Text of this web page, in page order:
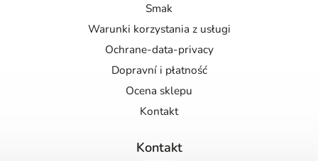
Smak
Warunki korzystania z usługi
Ochrane-data-privacy
Dopravní i płatność
Ocena sklepu
Kontakt
Kontakt